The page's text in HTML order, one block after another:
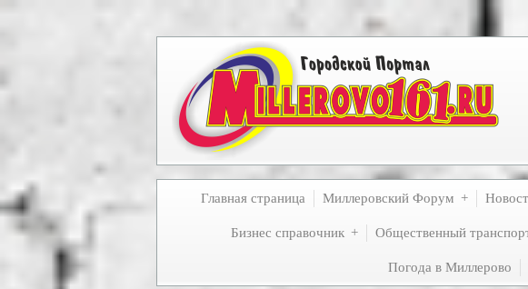
Главная страница Миллеровский Форум
Бизнес справочник Общественный
Погода в Миллерово